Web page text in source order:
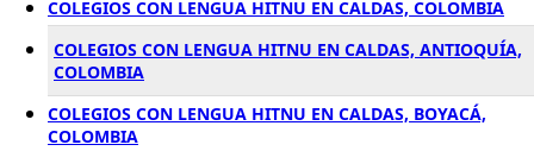
COLEGIOS CON LENGUA HITNU EN CALDAS, COLOMBIA
COLEGIOS CON LENGUA HITNU EN CALDAS, ANTIOQUÍA,
COLOMBIA
COLEGIOS CON LENGUA HITNU EN CALDAS, BOYACÁ,
COLOMBIA